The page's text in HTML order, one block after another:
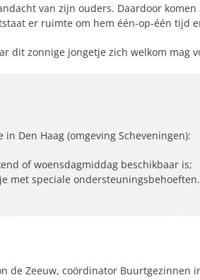
van zijn ouders. Daardoor
er ruimte om hem één-op-één tijd
dit zonnige jongetje zich welkom mag
Den Haag (omgeving Scheveningen):
of woensdagmiddag beschikbaar is;
met speciale ondersteuningsbehoeften.
de Zeeuw, coördinator Buurtgezinnen